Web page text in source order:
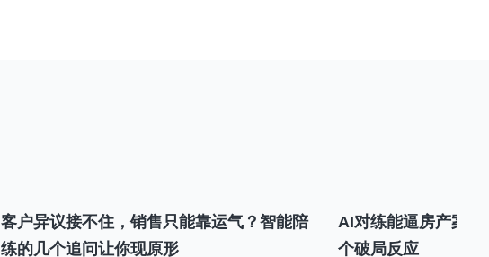
客户异议接不住，销售只能靠运气？智能陪
练的几个追问让你现原形
AI对练能逼房产案
个破局反应